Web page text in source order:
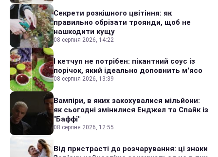
Секрети розкішного цвітіння: як
правильно обрізати троянди, щоб не
нашкодити кущу
08 серпня 2026, 14:22
І кетчуп не потрібен: пікантний соус із
порічок, який ідеально доповнить м'ясо
08 серпня 2026, 13:39
Вампіри, в яких закохувалися мільйони:
як сьогодні змінилися Енджел та Спайк із
"Баффі"
08 серпня 2026, 12:55
Від пристрасті до розчарування: ці знаки